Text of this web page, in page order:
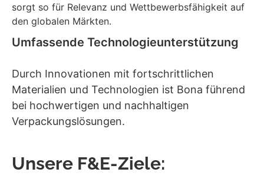
sorgt so für Relevanz und Wettbewerbsfähigkeit auf
den globalen Märkten.
Umfassende Technologieunterstützung
Durch Innovationen mit fortschrittlichen
Materialien und Technologien ist Bona führend
bei hochwertigen und nachhaltigen
Verpackungslösungen.
Unsere F&E-Ziele: